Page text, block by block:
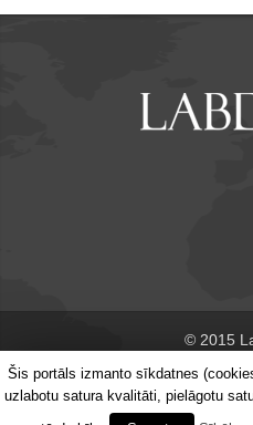
© 2015
Par portālu
Šis portāls izmanto sīkdatnes
uzlabotu satura kvalitāti, pielāgotu